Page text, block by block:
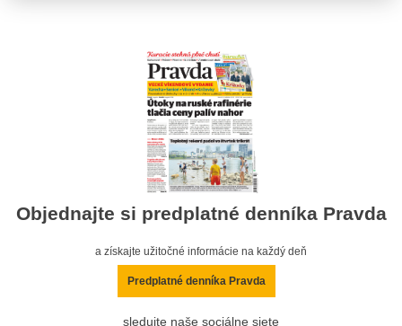
Objednajte si predplatné denníka Pravda
a získajte užitočné informácie na každý deň
Predplatné denníka Pravda
sledujte naše sociálne siete